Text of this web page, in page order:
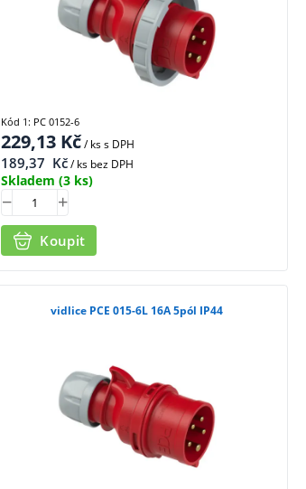
229,13 Kč/ kss DPH
189,37 Kč/ ks bez DPH
Skladem (3 ks)
Koupit
Kód 1: PC 0152-6
vidlice PCE 015-6L 16A 5pól IP44